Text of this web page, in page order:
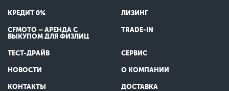
КРЕДИТ 0% ЛИЗИНГ
CFMOTO – АРЕНДА С
ВЫКУПОМ ДЛЯ ФИЗЛИЦ
TRADE-IN
ТЕСТ-ДРАЙВ СЕРВИС
НОВОСТИ О КОМПАНИИ
КОНТАКТЫ ДОСТАВКА